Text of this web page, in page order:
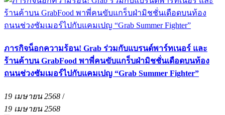
ภารกิจน็อกความร้อน! Grab ร่วมกับแบรนด์พาร์ทเนอร์ และ
ร้านค้าบน GrabFood พาพี่คนขับแกร็บฝ่ามิชชั่นเดือดบนท้อง
ถนนช่วงซัมเมอร์ไปกับแคมเปญ “Grab Summer Fighter”
19 เมษายน 2568 /
19 เมษายน 2568